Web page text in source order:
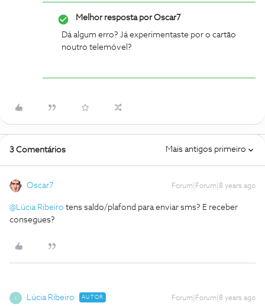
Melhor resposta porOscar7
Dá algum erro? Já experimentaste por o cartão
noutro telemóvel?
3 Comentários Mais antigos primeiro
Oscar7 Forum|Forum|8 years ago
@Lúcia Ribeiro tens saldo/plafond para enviar sms? E receber
consegues?
Lúcia Ribeiro AUTOR Forum|Forum|8 years ago